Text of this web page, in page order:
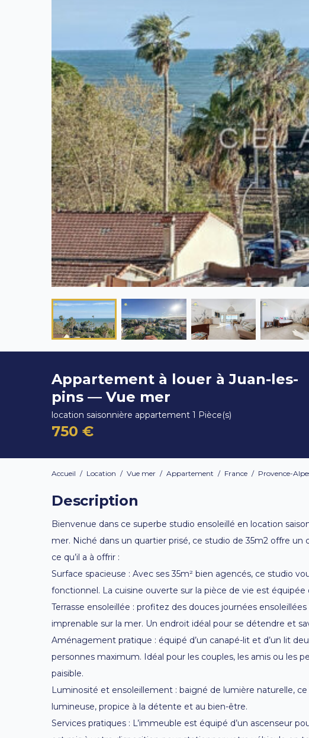
Appartement à louer à Juan-les-
pins — Vue mer
location saisonnière appartement 1 Pièce(s)
750 €
Accueil / Location / Vue mer / Appartement / France / Provence-
Description
Bienvenue dans ce superbe studio ensoleillé en location
mer. Niché dans un quartier prisé, ce studio de 35m2 offre un
ce qu’il a à offrir :
Surface spacieuse : Avec ses 35m² bien agencés, ce studio
fonctionnel. La cuisine ouverte sur la pièce de vie est équipée
Terrasse ensoleillée : profitez des douces journées
imprenable sur la mer. Un endroit idéal pour se détendre et
Aménagement pratique : équipé d’un canapé-lit et d’un lit
personnes maximum. Idéal pour les couples, les amis ou les
paisible.
Luminosité et ensoleillement : baigné de lumière naturelle,
lumineuse, propice à la détente et au bien-être.
Services pratiques : L’immeuble est équipé d’un ascenseur